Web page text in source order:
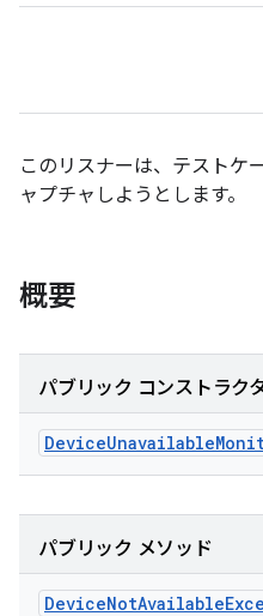
このリスナーは、テストケ
ャプチャしようとします。
概要
パブリック コンストラク
DeviceUnavailable
パブリック メソッド
DeviceNotAvailable